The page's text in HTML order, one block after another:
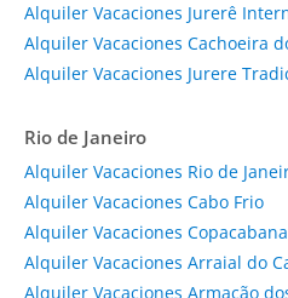
Alquiler Vacaciones Jurerê
Alquiler Vacaciones Cachoeira
Alquiler Vacaciones Jurere
Rio de Janeiro
Alquiler Vacaciones Rio de
Alquiler Vacaciones Cabo Frio
Alquiler Vacaciones Copacabana
Alquiler Vacaciones Arraial do
Alquiler Vacaciones Armação